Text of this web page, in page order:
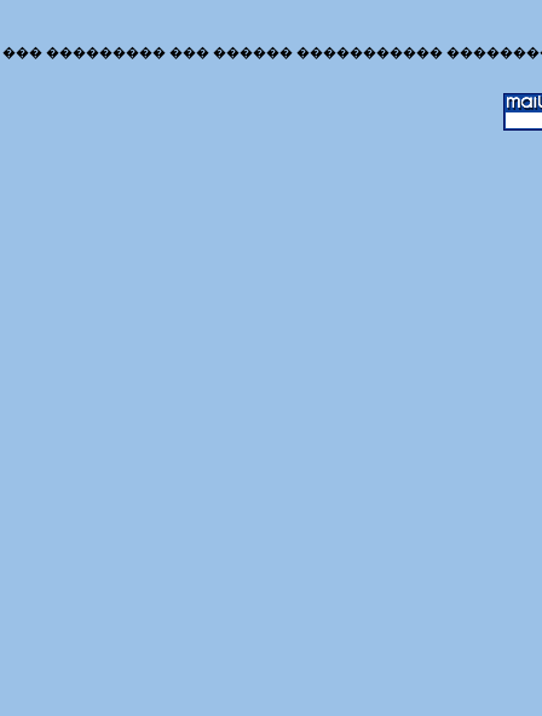
��� ��������� ��� ������ �����������